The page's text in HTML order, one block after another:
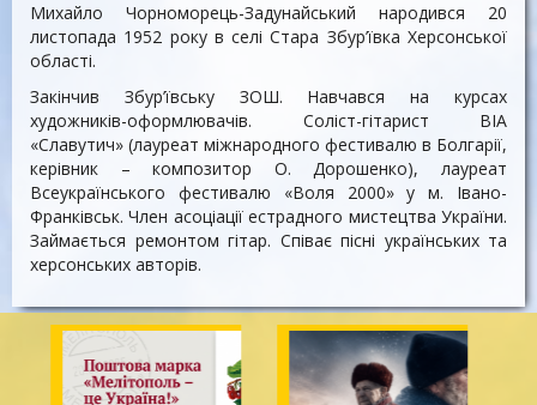
Михайло Чорноморець-Задунайський народився 20
листопада 1952 року в селі Стара Збур’ївка Херсонської
області.
Закінчив Збур’ївську ЗОШ. Навчався на курсах
художників-оформлювачів. Соліст-гітарист ВІА
«Славутич» (лауреат міжнародного фестивалю в Болгарії,
керівник – композитор О. Дорошенко), лауреат
Всеукраїнського фестивалю «Воля 2000» у м. Івано-
Франківськ. Член асоціації естрадного мистецтва України.
Займається ремонтом гітар. Співає пісні українських та
херсонських авторів.